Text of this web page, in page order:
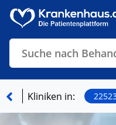
Suche nach
Kliniken in: